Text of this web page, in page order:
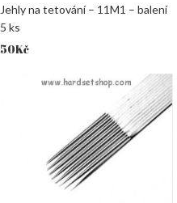
Jehly na tetování – 11M1 – balení
5 ks
50Kč